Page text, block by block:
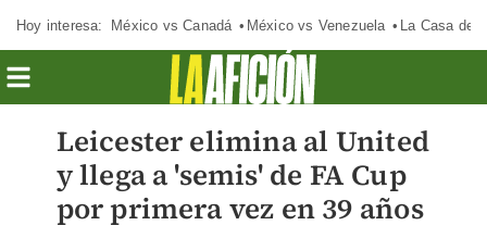
Hoy interesa: México vs Canadá México vs Venezuela La Casa de
Leicester elimina al United
y llega a 'semis' de FA Cup
por primera vez en 39 años